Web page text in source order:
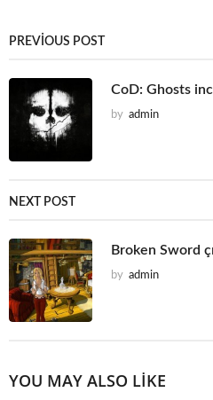
PREVIOUS POST
CoD: Ghosts
by admin
NEXT POST
Broken Sword
by admin
YOU MAY ALSO LIKE